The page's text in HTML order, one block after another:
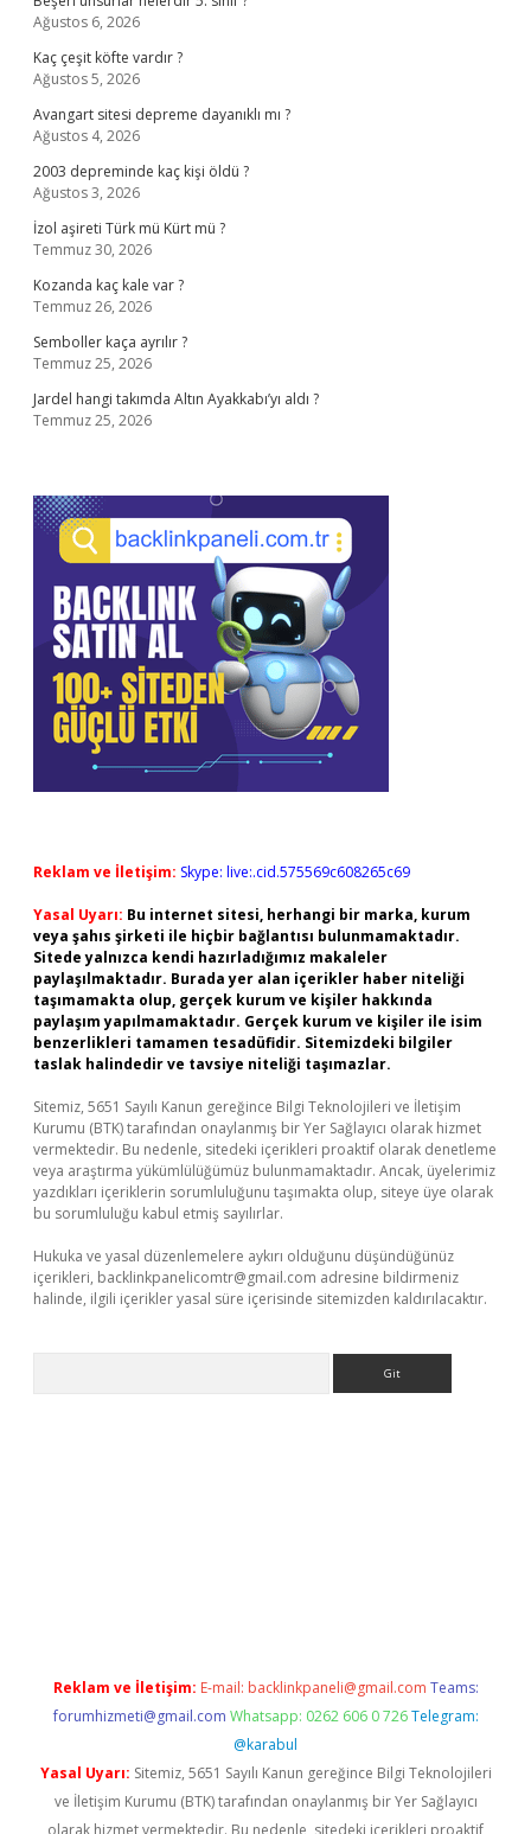
Ağustos 6, 2026
Kaç çeşit köfte vardır ?
Ağustos 5, 2026
Avangart sitesi depreme dayanıklı mı ?
Ağustos 4, 2026
2003 depreminde kaç kişi öldü ?
Ağustos 3, 2026
İzol aşireti Türk mü Kürt mü ?
Temmuz 30, 2026
Kozanda kaç kale var ?
Temmuz 26, 2026
Semboller kaça ayrılır ?
Temmuz 25, 2026
Jardel hangi takımda Altın Ayakkabı’yı aldı ?
Temmuz 25, 2026
Reklam ve İletişim: Skype: live:.cid.575569c608265c69
Yasal Uyarı: Bu internet sitesi, herhangi bir marka, kurum
veya şahıs şirketi ile hiçbir bağlantısı bulunmamaktadır.
Sitede yalnızca kendi hazırladığımız makaleler
paylaşılmaktadır. Burada yer alan içerikler haber niteliği
taşımamakta olup, gerçek kurum ve kişiler hakkında
paylaşım yapılmamaktadır. Gerçek kurum ve kişiler ile isim
benzerlikleri tamamen tesadüfidir. Sitemizdeki bilgiler
taslak halindedir ve tavsiye niteliği taşımazlar.
Sitemiz, 5651 Sayılı Kanun gereğince Bilgi Teknolojileri ve İletişim
Kurumu (BTK) tarafından onaylanmış bir Yer Sağlayıcı olarak hizmet
vermektedir. Bu nedenle, sitedeki içerikleri proaktif olarak denetleme
veya araştırma yükümlülüğümüz bulunmamaktadır. Ancak, üyelerimiz
yazdıkları içeriklerin sorumluluğunu taşımakta olup, siteye üye olarak
bu sorumluluğu kabul etmiş sayılırlar.
Hukuka ve yasal düzenlemelere aykırı olduğunu düşündüğünüz
içerikleri, backlinkpanelicomtr@gmail.com adresine bildirmeniz
halinde, ilgili içerikler yasal süre içerisinde sitemizden kaldırılacaktır.
Reklam ve İletişim: E-mail: backlinkpaneli@gmail.com Teams:
forumhizmeti@gmail.com Whatsapp: 0262 606 0 726 Telegram:
@karabul
Yasal Uyarı: Sitemiz, 5651 Sayılı Kanun gereğince Bilgi Teknolojileri
ve İletişim Kurumu (BTK) tarafından onaylanmış bir Yer Sağlayıcı
olarak hizmet vermektedir. Bu nedenle, sitedeki içerikleri proaktif